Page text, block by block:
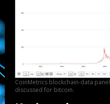
CoinMetrics blockchain-data
discussed for bitcoin.